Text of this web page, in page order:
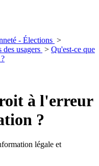
- Élections >
usagers > Qu'est-ce que
à l'erreur
?
légale et